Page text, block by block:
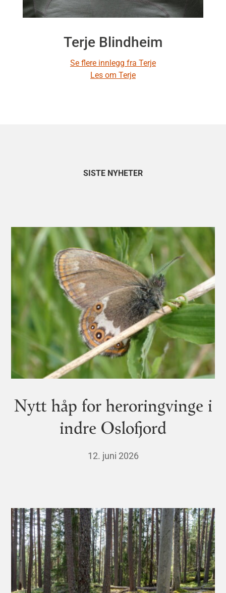
Terje Blindheim
Se flere innlegg fra Terje
Les om Terje
SISTE NYHETER
Nytt håp for heroringvinge i
indre Oslofjord
12. juni 2026